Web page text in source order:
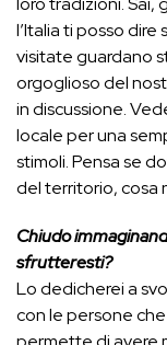
l’Italia ti posso
visitate guardano
orgoglioso del
in discussione.
locale per una
stimoli. Pensa se
del territorio, cosa
Chiudo
sfrutteresti?
Lo dedicherei a
con le persone